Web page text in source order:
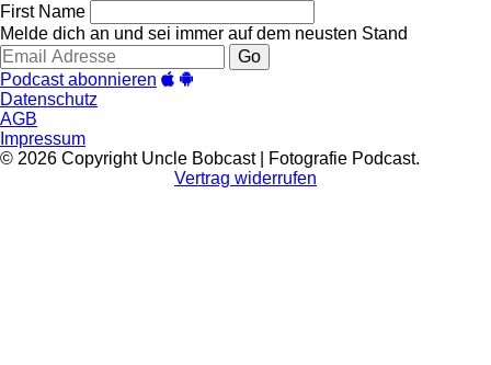
First Name
Melde dich an und sei immer auf dem neusten Stand
Go
Podcast abonnieren
Datenschutz
AGB
Impressum
© 2026 Copyright Uncle Bobcast | Fotografie Podcast.
Vertrag widerrufen